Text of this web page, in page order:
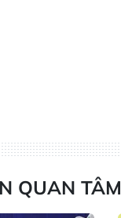
QUAN TÂM